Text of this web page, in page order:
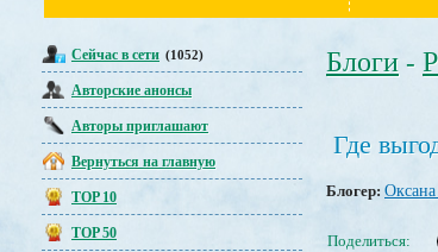
Сейчас в сети (1052)
Авторские анонсы
Авторы приглашают
Вернуться на главную
TOP 10
TOP 50
Блоги -
Где
Блогер:
Поделиться: